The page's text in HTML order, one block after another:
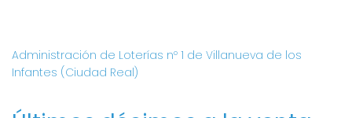
Administración de Loterías nº 1 de Villanueva de los
Infantes (Ciudad Real)